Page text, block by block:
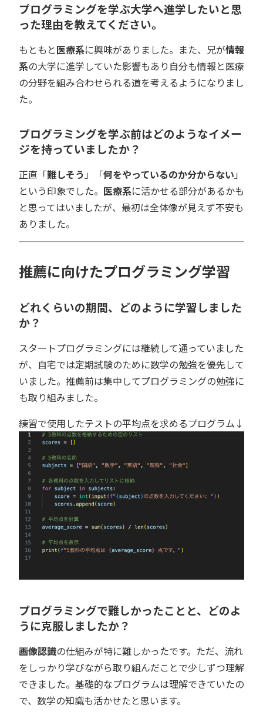
プログラミングを学ぶ大学へ進学したいと思
った理由を教えてください。
もともと医療系に興味がありました。また、兄が情報
系の大学に進学していた影響もあり自分も情報と医療
の分野を組み合わせられる道を考えるようになりまし
た。
プログラミングを学ぶ前はどのようなイメー
ジを持っていましたか？
正直「難しそう 」「何をやっているのか分からない 」
という印象でした。 医療系に活かせる部分があるかも
と思ってはいましたが、最初は全体像が見えず不安も
ありました。
推薦に向けたプログラミング学習
どれくらいの期間、どのように学習しました
か？
スタートプログラミングには継続して通っていました
が、自宅では定期試験のために数学の勉強を優先して
いました。推薦前は集中してプログラミングの勉強に
も取り組みました。
練習で使用したテストの平均点を求めるプログラム↓
プログラミングで難しかったことと、どのよ
うに克服しましたか？
画像認識の仕組みが特に難しかったです。ただ、流れ
をしっかり学びながら取り組んだことで少しずつ理解
できました。基礎的なプログラムは理解できていたの
で、数学の知識も活かせたと思います。